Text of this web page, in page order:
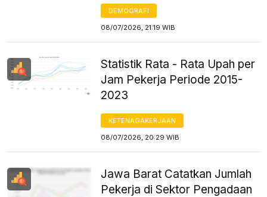
DEMOGRAFI
08/07/2026, 21:19 WIB
Statistik Rata - Rata Upah per
Jam Pekerja Periode 2015-
2023
KETENAGAKERJAAN
08/07/2026, 20:29 WIB
Jawa Barat Catatkan Jumlah
Pekerja di Sektor Pengadaan